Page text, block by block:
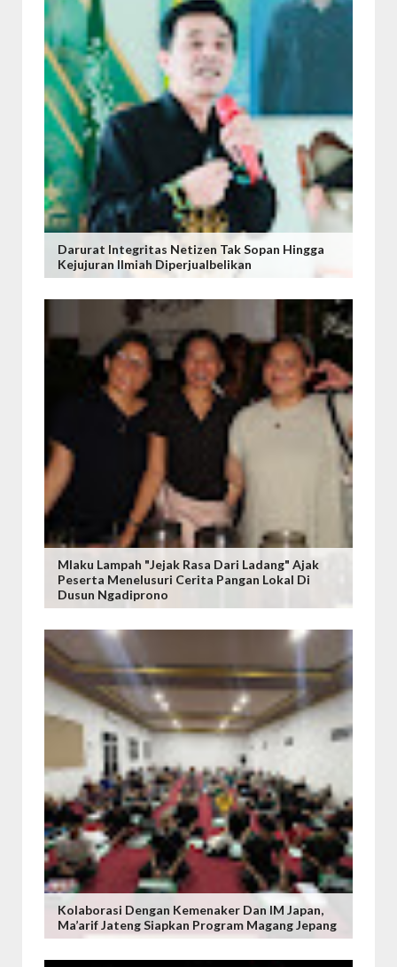
Darurat Integritas Netizen Tak Sopan Hingga
Kejujuran Ilmiah Diperjualbelikan
Mlaku Lampah "Jejak Rasa Dari Ladang" Ajak
Peserta Menelusuri Cerita Pangan Lokal Di
Dusun Ngadiprono
Kolaborasi Dengan Kemenaker Dan IM Japan,
Ma’arif Jateng Siapkan Program Magang Jepang